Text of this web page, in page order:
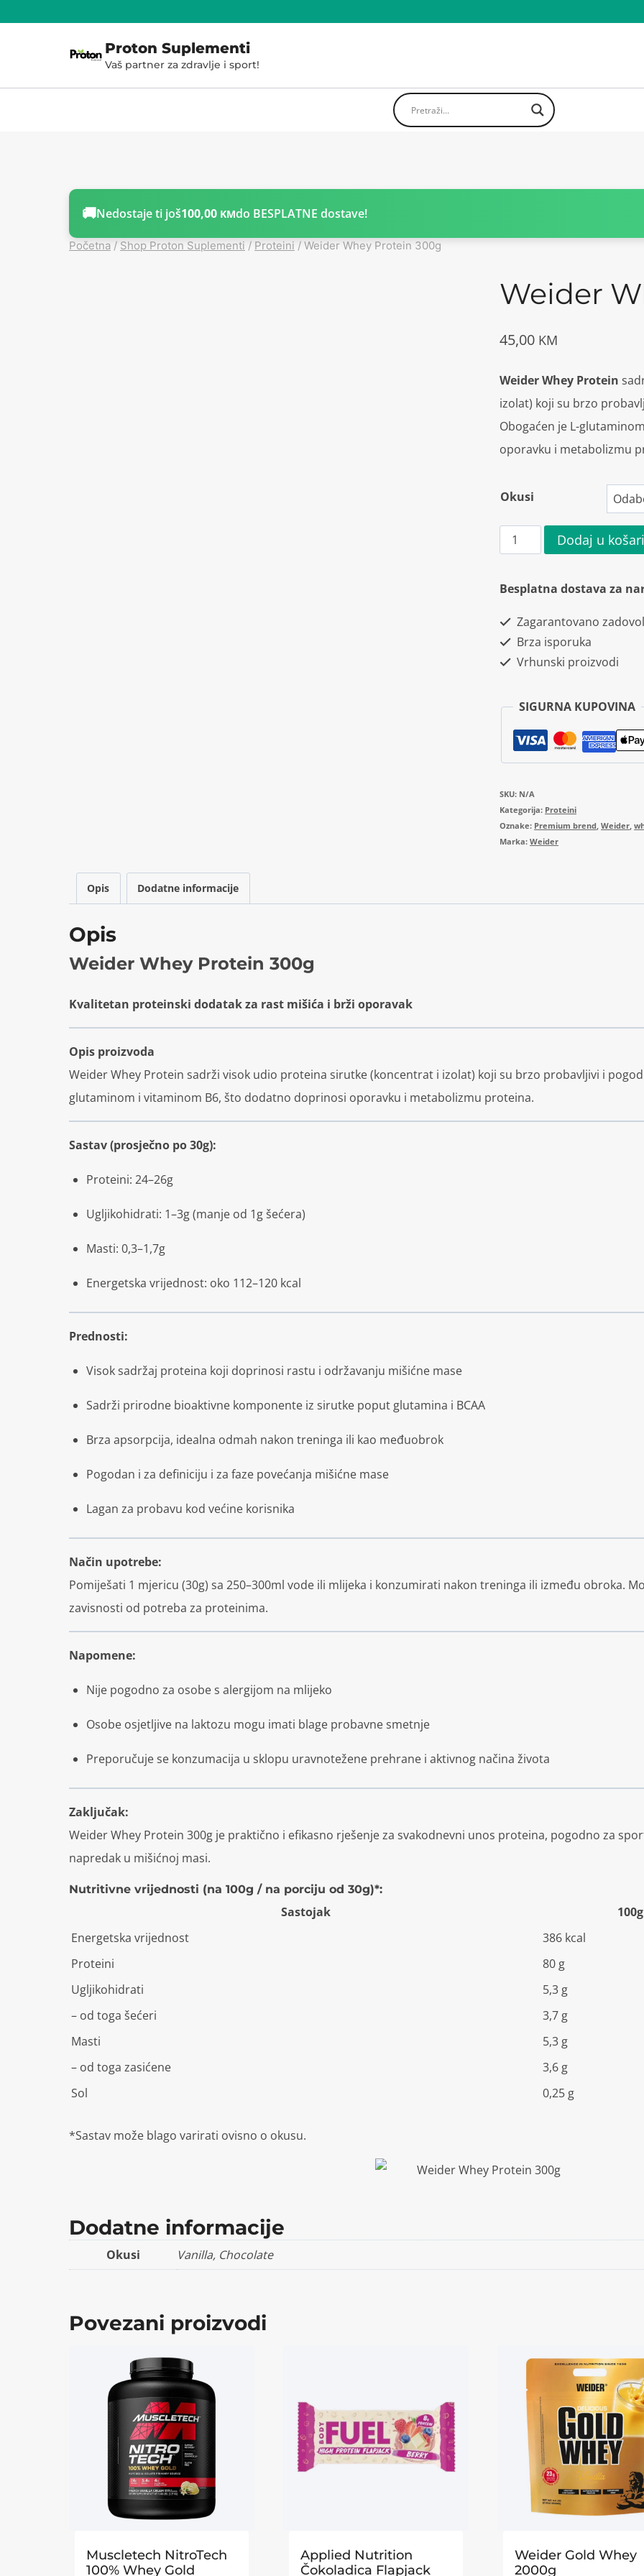
Proton Suplementi
Vaš partner za zdravlje i sport!
🚚Nedostaje ti još100,00 KMdo BESPLATNE dostave!
Početna / Shop Proton Suplementi / Proteini / Weider Whey Protein 300g
Weider
45,00 KM
Weider Whey Protein
izolat) koji su brzo
Obogaćen je L-
oporavku i metabolizmu
Okusi
Weider
Whey
Protein
količina
Dodaj u
Besplatna dostava za
Zagarantovano
Brza isporuka
Vrhunski proizvodi
SIGURNA KUPOVINA
SKU: N/A
Kategorija: Proteini
Oznake: Premium brend,Weider,
Marka:Weider
Opis Dodatne informacije
Opis
Weider Whey Protein 300g
Kvalitetan proteinski dodatak za rast mišića i brži oporavak
Opis proizvoda
Weider Whey Protein sadrži visok udio proteina sirutke (koncentrat i izolat) koji su brzo probavljivi i
glutaminom i vitaminom B6, što dodatno doprinosi oporavku i metabolizmu proteina.
Sastav (prosječno po 30g):
Proteini: 24–26g
Ugljikohidrati: 1–3g (manje od 1g šećera)
Masti: 0,3–1,7g
Energetska vrijednost: oko 112–120 kcal
Prednosti:
Visok sadržaj proteina koji doprinosi rastu i održavanju mišićne mase
Sadrži prirodne bioaktivne komponente iz sirutke poput glutamina i BCAA
Brza apsorpcija, idealna odmah nakon treninga ili kao međuobrok
Pogodan i za definiciju i za faze povećanja mišićne mase
Lagan za probavu kod većine korisnika
Način upotrebe:
Pomiješati 1 mjericu (30g) sa 250–300ml vode ili mlijeka i konzumirati nakon treninga ili između obroka.
zavisnosti od potreba za proteinima.
Napomene:
Nije pogodno za osobe s alergijom na mlijeko
Osobe osjetljive na laktozu mogu imati blage probavne smetnje
Preporučuje se konzumacija u sklopu uravnotežene prehrane i aktivnog načina života
Zaključak:
Weider Whey Protein 300g je praktično i efikasno rješenje za svakodnevni unos proteina, pogodno za
napredak u mišićnoj masi.
Nutritivne vrijednosti (na 100g / na porciju od 30g)*:
Sastojak
100g
Energetska vrijednost
386 kcal
Proteini
80 g
Ugljikohidrati
5,3 g
– od toga šećeri
3,7 g
Masti
5,3 g
– od toga zasićene
3,6 g
Sol
0,25 g
*Sastav može blago varirati ovisno o okusu.
Dodatne informacije
Okusi Vanilla, Chocolate
Povezani proizvodi
Muscletech NitroTech
100% Whey Gold
Applied Nutrition
Čokoladica Flapjack
Weider Gold Whey
2000g